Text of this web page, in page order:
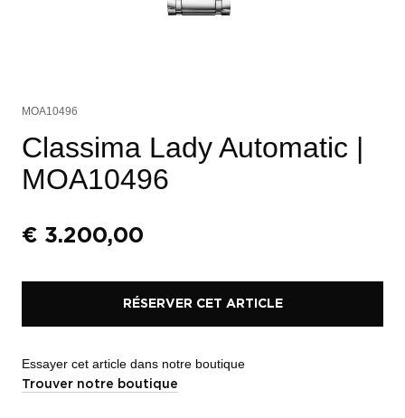
MOA10496
Classima Lady Automatic |
MOA10496
€ 3.200,00
RÉSERVER CET ARTICLE
Essayer cet article dans notre boutique
Trouver notre boutique